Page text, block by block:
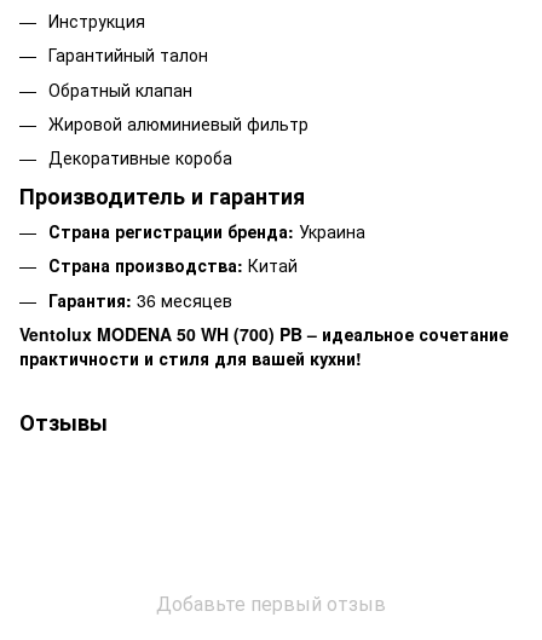
Инструкция
Гарантийный талон
Обратный клапан
Жировой алюминиевый фильтр
Декоративные короба
Производитель и гарантия
Страна регистрации бренда: Украина
Страна производства: Китай
Гарантия: 36 месяцев
Ventolux MODENA 50 WH (700) PB – идеальное сочетание
практичности и стиля для вашей кухни!
Отзывы
Добавьте первый отзыв